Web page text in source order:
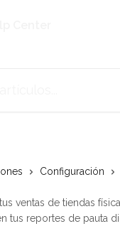
Configuración
ventas de tiendas
tus reportes de pauta